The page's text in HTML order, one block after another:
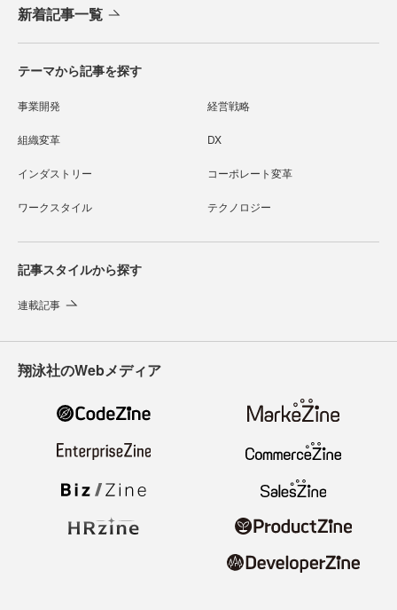
新着記事一覧
テーマから記事を探す
事業開発 経営戦略
組織変革 DX
インダストリー コーポレート変革
ワークスタイル テクノロジー
記事スタイルから探す
連載記事
翔泳社のWebメディア